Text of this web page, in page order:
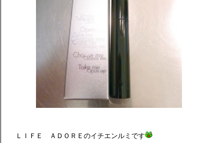
ＬＩＦＥ ＡＤＯＲＥのイチエンルミです